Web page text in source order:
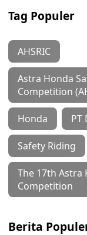
Tag Populer
AHSRIC
Astra Honda
Competition
Honda PT
Safety Riding
The 17th Astra
Competition
Berita